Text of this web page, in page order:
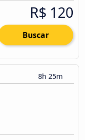
R$ 120
Buscar
8h 25m